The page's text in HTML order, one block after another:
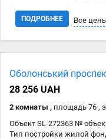
ПОДРОБНЕЕ Все
28.04
Оболонський
28 256 UAH
2 комнаты , площадь 76 ,
Объект SL-272363 №
Тип постройки жилой